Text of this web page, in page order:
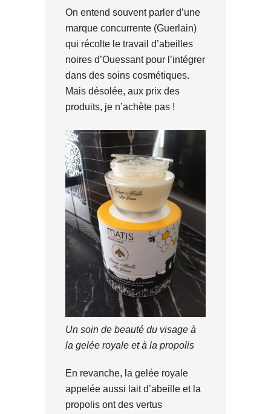
On entend souvent parler d’une
marque concurrente (Guerlain)
qui récolte le travail d’abeilles
noires d’Ouessant pour l’intégrer
dans des soins cosmétiques.
Mais désolée, aux prix des
produits, je n’achète pas !
Un soin de beauté du visage à
la gelée royale et à la propolis
En revanche, la gelée royale
appelée aussi lait d’abeille et la
propolis ont des vertus